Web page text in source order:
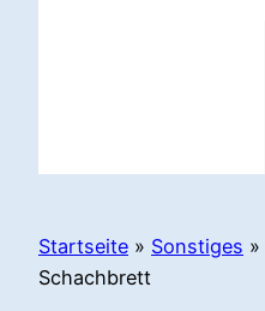
Startseite » Sonstiges »
Schachbrett